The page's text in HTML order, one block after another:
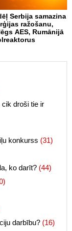
Serbija samazina
ražošanu,
AES, Rumānijā
cik droši tie ir
konkurss (31)
ko darīt? (44)
darbību? (16)